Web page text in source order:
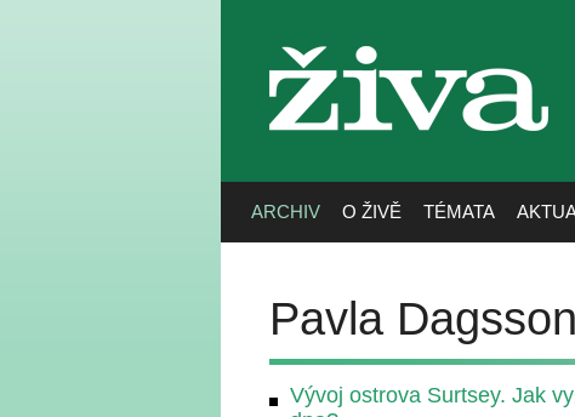
živa
ARCHIV O ŽIVĚ TÉMATA
Pavla
Vývoj ostrova Surtsey. Jak